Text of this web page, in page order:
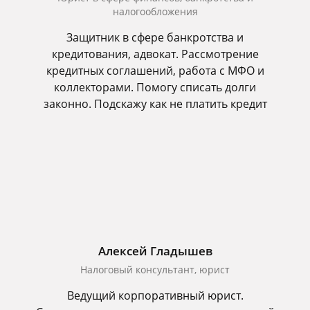
налогообложения
Защитник в сфере банкротства и
кредитования, адвокат. Рассмотрение
кредитных соглашений, работа с МФО и
коллекторами. Помогу списать долги
законно. Подскажу как не платить кредит
Алексей Гладышев
Налоговый консультант, юрист
Ведущий корпоративный юрист.